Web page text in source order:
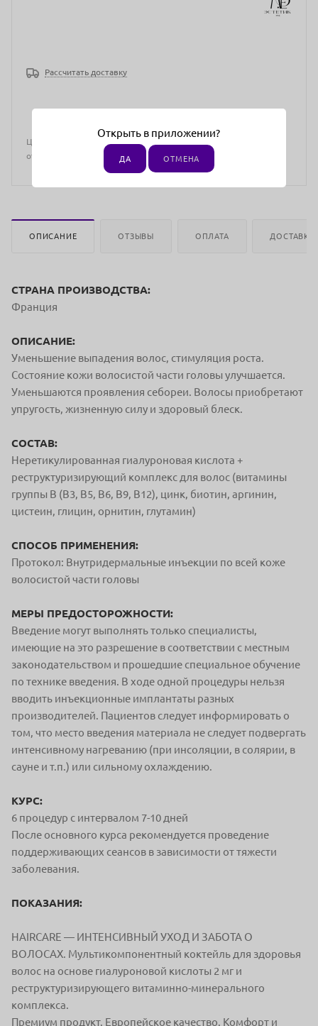
Рассчитать доставку
Цена действительна только для интернет-магазина и может
отличаться от цен в розничных магазинах
ОПИСАНИЕ ОТЗЫВЫ ОПЛАТА ДОСТАВКА
СТРАНА ПРОИЗВОДСТВА:
Франция
ОПИСАНИЕ:
Уменьшение выпадения волос, стимуляция роста.
Состояние кожи волосистой части головы улучшается.
Уменьшаются проявления себореи. Волосы приобретают
упругость, жизненную силу и здоровый блеск.
СОСТАВ:
Неретикулированная гиалуроновая кислота +
реструктуризирующий комплекс для волос (витамины
группы В (В3, В5, В6, В9, В12), цинк, биотин, аргинин,
цистеин, глицин, орнитин, глутамин)
СПОСОБ ПРИМЕНЕНИЯ:
Протокол: Внутридермальные инъекции по всей коже
волосистой части головы
МЕРЫ ПРЕДОСТОРОЖНОСТИ:
Введение могут выполнять только специалисты,
имеющие на это разрешение в соответствии с местным
законодательством и прошедшие специальное обучение
по технике введения. В ходе одной процедуры нельзя
вводить инъекционные имплантаты разных
производителей. Пациентов следует информировать о
том, что место введения материала не следует подвергать
интенсивному нагреванию (при инсоляции, в солярии, в
сауне и т.п.) или сильному охлаждению.
КУРС:
6 процедур с интервалом 7-10 дней
После основного курса рекомендуется проведение
поддерживающих сеансов в зависимости от тяжести
заболевания.
ПОКАЗАНИЯ:
HAIRCARE — ИНТЕНСИВНЫЙ УХОД И ЗАБОТА О
ВОЛОСАХ. Мультикомпонентный коктейль для здоровья
волос на основе гиалуроновой кислоты 2 мг и
реструктуризирующего витаминно-минерального
комплекса.
Премиум продукт. Европейское качество. Комфорт и
Открыть в приложении?
ДА ОТМЕНА